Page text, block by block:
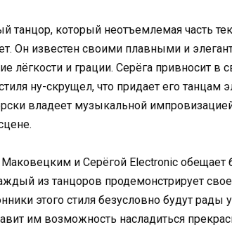
танцор, который неотъемлемая часть
Он известен своими плавными и
лёгкости и грации. Серёга привносит в
ну-скрущел, что придает его танцам
владеет музыкальной
и Серёгой Electronic обещает
из танцоров продемонстрирует
этого стиля безусловно будут рады
им возможность насладиться